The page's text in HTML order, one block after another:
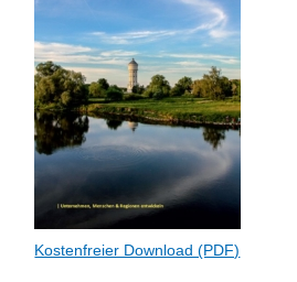
Kostenfreier Download (PDF)